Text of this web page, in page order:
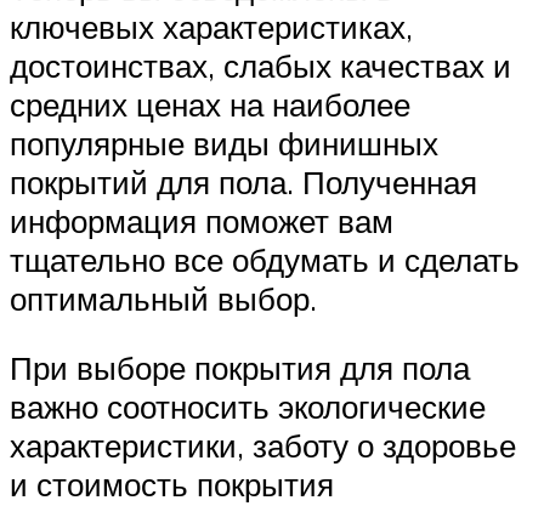
ключевых характеристиках,
достоинствах, слабых качествах и
средних ценах на наиболее
популярные виды финишных
покрытий для пола. Полученная
информация поможет вам
тщательно все обдумать и сделать
оптимальный выбор.
При выборе покрытия для пола
важно соотносить экологические
характеристики, заботу о здоровье
и стоимость покрытия